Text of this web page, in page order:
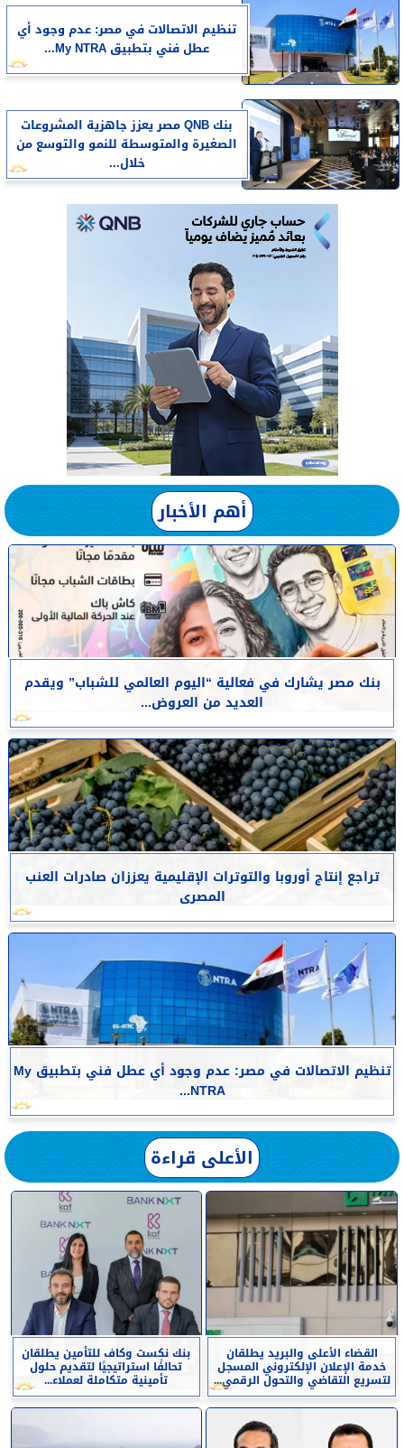
تنظيم الاتصالات في مصر: عدم وجود أي
عطل فني بتطبيق My NTRA...
بنك QNB مصر يعزز جاهزية المشروعات
الصغيرة والمتوسطة للنمو والتوسع من
خلال...
أهم الأخبار
بنك مصر يشارك في فعالية “اليوم العالمي للشباب” ويقدم
العديد من العروض...
تراجع إنتاج أوروبا والتوترات الإقليمية يعززان صادرات العنب
المصرى
تنظيم الاتصالات في مصر: عدم وجود أي عطل فني بتطبيق My
NTRA...
الأعلى قراءة
القضاء الأعلى والبريد يطلقان
خدمة الإعلان الإلكتروني المسجل
لتسريع التقاضي والتحول الرقمي...
بنك نكست وكاف للتأمين يطلقان
تحالفًا استراتيجيًا لتقديم حلول
تأمينية متكاملة لعملاء...